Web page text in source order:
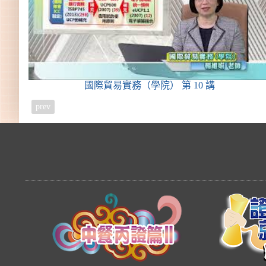
國際貿易實務（學院） 第 10 講
prev